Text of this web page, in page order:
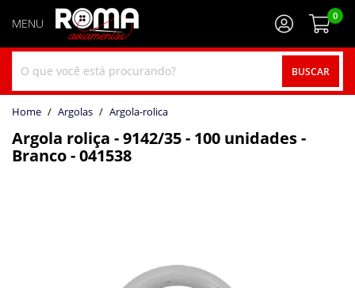
BUSCAR
0
home Argolas argola-rolica
Argola roliça - 9142/35 - 100 unidades -
Branco - 041538